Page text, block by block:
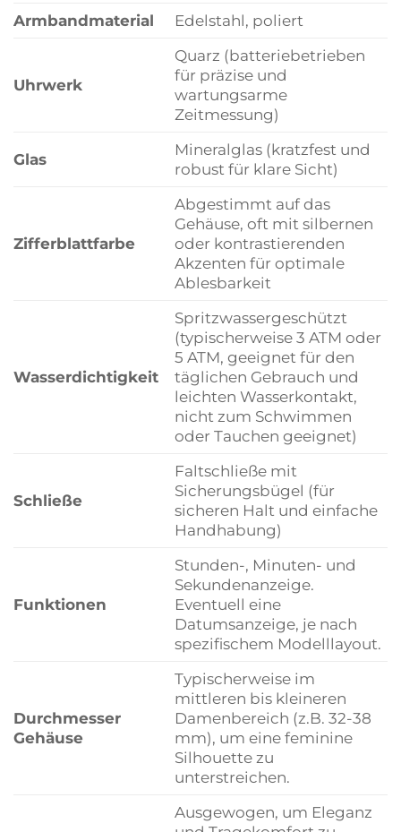
Armbandmaterial
Edelstahl, poliert
Uhrwerk
Quarz (batteriebetrieben
für präzise und
wartungsarme
Zeitmessung)
Glas
Mineralglas (kratzfest und
robust für klare Sicht)
Zifferblattfarbe
Abgestimmt auf das
Gehäuse, oft mit silbernen
oder kontrastierenden
Akzenten für optimale
Ablesbarkeit
Wasserdichtigkeit
Spritzwassergeschützt
(typischerweise 3 ATM oder
5 ATM, geeignet für den
täglichen Gebrauch und
leichten Wasserkontakt,
nicht zum Schwimmen
oder Tauchen geeignet)
Schließe
Faltschließe mit
Sicherungsbügel (für
sicheren Halt und einfache
Handhabung)
Funktionen
Stunden-, Minuten- und
Sekundenanzeige.
Eventuell eine
Datumsanzeige, je nach
spezifischem Modelllayout.
Durchmesser
Gehäuse
Typischerweise im
mittleren bis kleineren
Damenbereich (z.B. 32-38
mm), um eine feminine
Silhouette zu
unterstreichen.
Ausgewogen, um Eleganz